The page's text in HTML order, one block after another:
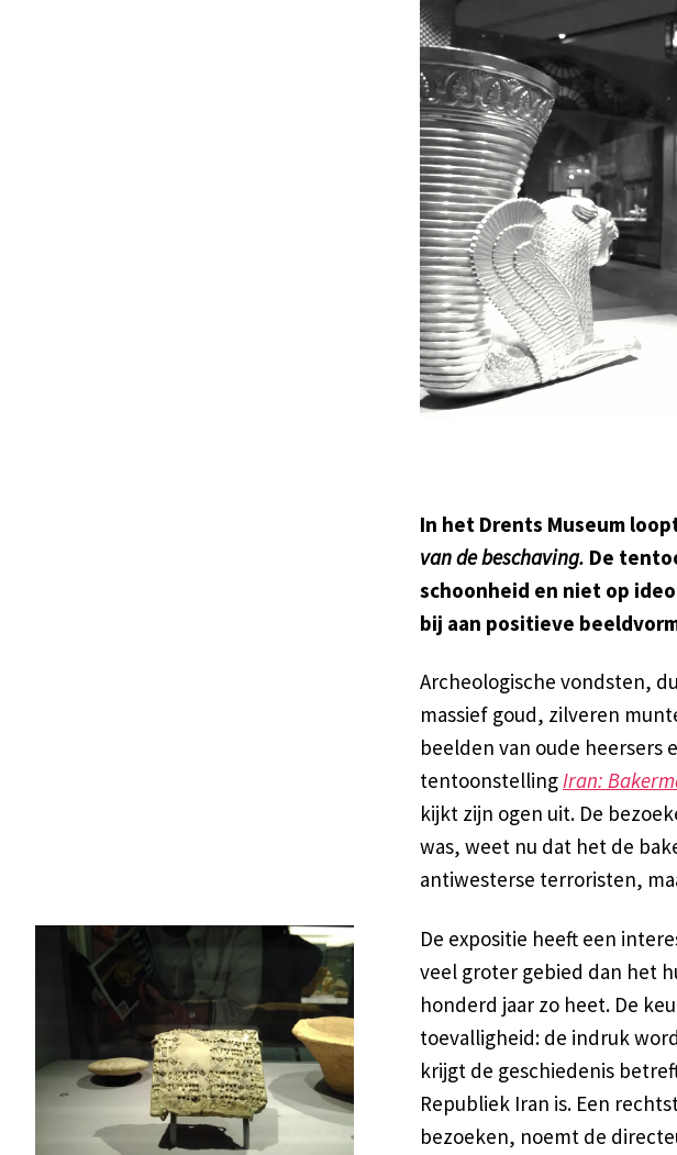
In het Drents Museum
van de beschaving. De
schoonheid en niet op
bij aan positieve
Archeologische vondsten,
massief goud, zilveren
beelden van oude heersers
tentoonstellingIran:
kijkt zijn ogen uit. De
was, weet nu dat het de
antiwesterse terroristen,
De expositie heeft een
veel groter gebied dan het
honderd jaar zo heet. De
toevalligheid: de indruk
krijgt de geschiedenis
Republiek Iran is. Een
bezoeken, noemt de